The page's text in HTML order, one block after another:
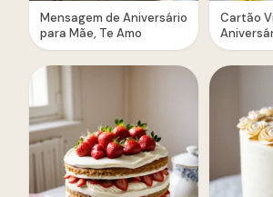
Mensagem de Aniversário
para Mãe, Te Amo
Cartão